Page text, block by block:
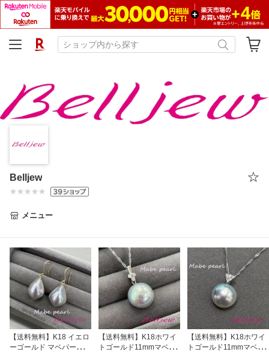
Belljew
メニュー
【送料無料】K18 イエロ
ーゴールド マベパールピ
【送料無料】K18ホワイ
トゴールド11mmマベパ
【送料無料】K18ホワイ
トゴールド11mmマベパ